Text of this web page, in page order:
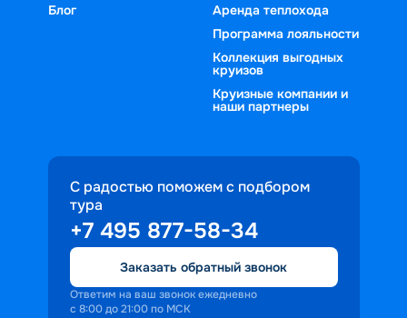
Блог
Аренда теплохода
Программа лояльности
Коллекция выгодных
круизов
Круизные компании и
наши партнеры
С радостью поможем с подбором
тура
+7 495 877-58-34
Заказать обратный звонок
Ответим на ваш звонок ежедневно
с 8:00 до 21:00 по МСК